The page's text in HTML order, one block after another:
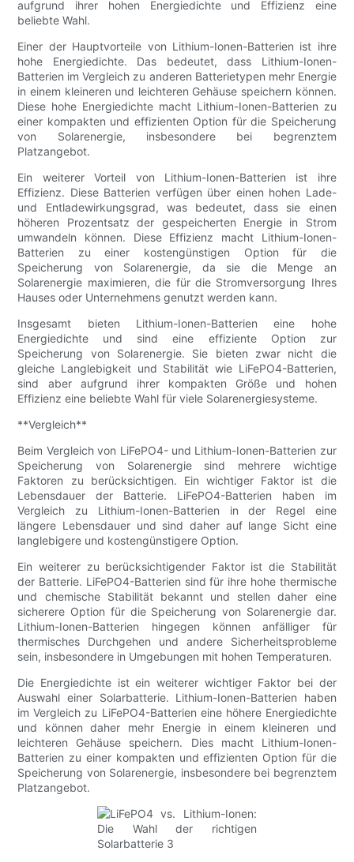
aufgrund ihrer hohen Energiedichte und Effizienz eine
beliebte Wahl.
Einer der Hauptvorteile von Lithium-Ionen-Batterien ist ihre
hohe Energiedichte. Das bedeutet, dass Lithium-Ionen-
Batterien im Vergleich zu anderen Batterietypen mehr Energie
in einem kleineren und leichteren Gehäuse speichern können.
Diese hohe Energiedichte macht Lithium-Ionen-Batterien zu
einer kompakten und effizienten Option für die Speicherung
von Solarenergie, insbesondere bei begrenztem
Platzangebot.
Ein weiterer Vorteil von Lithium-Ionen-Batterien ist ihre
Effizienz. Diese Batterien verfügen über einen hohen Lade-
und Entladewirkungsgrad, was bedeutet, dass sie einen
höheren Prozentsatz der gespeicherten Energie in Strom
umwandeln können. Diese Effizienz macht Lithium-Ionen-
Batterien zu einer kostengünstigen Option für die
Speicherung von Solarenergie, da sie die Menge an
Solarenergie maximieren, die für die Stromversorgung Ihres
Hauses oder Unternehmens genutzt werden kann.
Insgesamt bieten Lithium-Ionen-Batterien eine hohe
Energiedichte und sind eine effiziente Option zur
Speicherung von Solarenergie. Sie bieten zwar nicht die
gleiche Langlebigkeit und Stabilität wie LiFePO4-Batterien,
sind aber aufgrund ihrer kompakten Größe und hohen
Effizienz eine beliebte Wahl für viele Solarenergiesysteme.
**Vergleich**
Beim Vergleich von LiFePO4- und Lithium-Ionen-Batterien zur
Speicherung von Solarenergie sind mehrere wichtige
Faktoren zu berücksichtigen. Ein wichtiger Faktor ist die
Lebensdauer der Batterie. LiFePO4-Batterien haben im
Vergleich zu Lithium-Ionen-Batterien in der Regel eine
längere Lebensdauer und sind daher auf lange Sicht eine
langlebigere und kostengünstigere Option.
Ein weiterer zu berücksichtigender Faktor ist die Stabilität
der Batterie. LiFePO4-Batterien sind für ihre hohe thermische
und chemische Stabilität bekannt und stellen daher eine
sicherere Option für die Speicherung von Solarenergie dar.
Lithium-Ionen-Batterien hingegen können anfälliger für
thermisches Durchgehen und andere Sicherheitsprobleme
sein, insbesondere in Umgebungen mit hohen Temperaturen.
Die Energiedichte ist ein weiterer wichtiger Faktor bei der
Auswahl einer Solarbatterie. Lithium-Ionen-Batterien haben
im Vergleich zu LiFePO4-Batterien eine höhere Energiedichte
und können daher mehr Energie in einem kleineren und
leichteren Gehäuse speichern. Dies macht Lithium-Ionen-
Batterien zu einer kompakten und effizienten Option für die
Speicherung von Solarenergie, insbesondere bei begrenztem
Platzangebot.